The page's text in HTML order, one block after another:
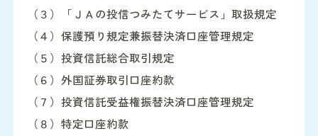
（３）「ＪＡの投信つみたてサービス」取扱規定
（４）保護預り規定兼振替決済口座管理規定
（５）投資信託総合取引規定
（６）外国証券取引口座約款
（７）投資信託受益権振替決済口座管理規定
（８）特定口座約款